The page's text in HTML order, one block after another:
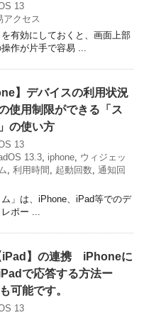
13
アクセス
有効にしておくと、画面上部
作が片手で容易 ...
】デバイスの利用状況
使用制限ができる「ス
の使い方
13
13.3, iphone, ウィジェッ
, 利用時間 , 起動回数, 通知回
」は、iPhone、iPad等でのデ
ポー ...
iPad】の連携 iPhoneに
で応答する方法ー
可能です。
13